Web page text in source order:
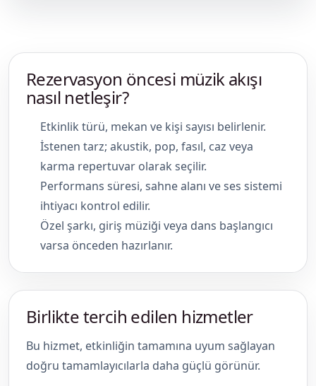
Rezervasyon öncesi müzik akışı
nasıl netleşir?
Etkinlik türü, mekan ve kişi sayısı belirlenir.
İstenen tarz; akustik, pop, fasıl, caz veya
karma repertuvar olarak seçilir.
Performans süresi, sahne alanı ve ses sistemi
ihtiyacı kontrol edilir.
Özel şarkı, giriş müziği veya dans başlangıcı
varsa önceden hazırlanır.
Birlikte tercih edilen hizmetler
Bu hizmet, etkinliğin tamamına uyum sağlayan
doğru tamamlayıcılarla daha güçlü görünür.